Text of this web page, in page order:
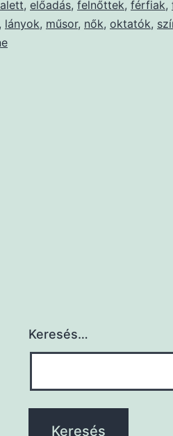
, előadás, felnőttek, férfiak,
, lányok, műsor, nők, oktatók,
Keresés…